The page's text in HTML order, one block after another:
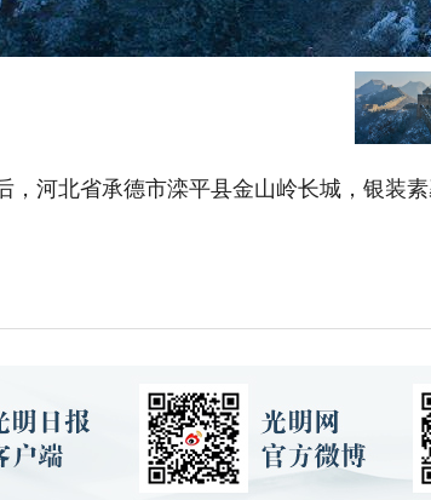
河北省承德市滦平县金山岭长城，银装素